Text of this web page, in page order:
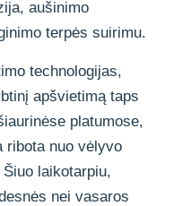
aušinimo
terpės suirimu.
technologijas,
apšvietimą taps
platumose,
ribota nuo vėlyvo
laikotarpiu,
nei vasaros